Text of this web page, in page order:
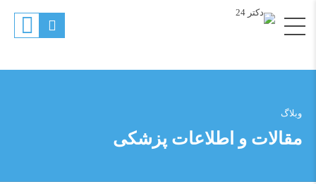
وبلاگ
مقالات و اطلاعات پزشکی